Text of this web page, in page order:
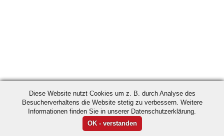
Diese Website nutzt Cookies um z. B. durch Analyse des
Besucherverhaltens die Website stetig zu verbessern. Weitere
Informationen finden Sie in unserer Datenschutzerklärung.